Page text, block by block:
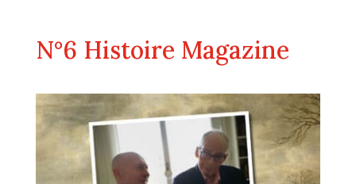
N°6 Histoire Magazine